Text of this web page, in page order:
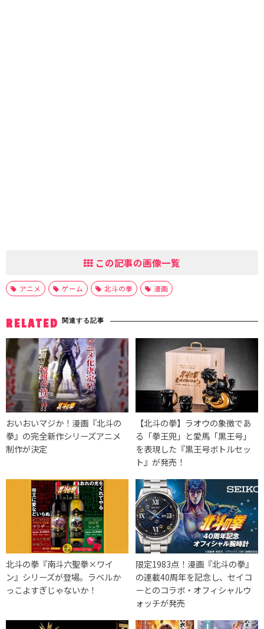
この記事の画像一覧
アニメ ゲーム 北斗の拳 漫画
RELATED 関連する記事
おいおいマジか！漫画『北斗の
拳』の完全新作シリーズアニメ
制作が決定
【北斗の拳】ラオウの象徴であ
る「拳王兜」と愛馬「黒王号」
を表現した『黒王号ボトルセッ
ト』が発売！
北斗の拳『南斗六聖拳×ワイ
ン』シリーズが登場。ラベルか
っこよすぎじゃないか！
限定1983点！漫画『北斗の拳』
の連載40周年を記念し、セイコ
ーとのコラボ・オフィシャルウ
ォッチが発売